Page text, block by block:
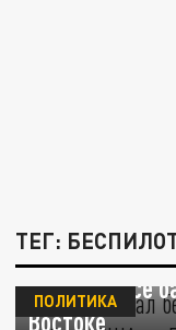
ТЕГ:
Иран испытал
поразить все
Востоке
ПОЛИТИКА